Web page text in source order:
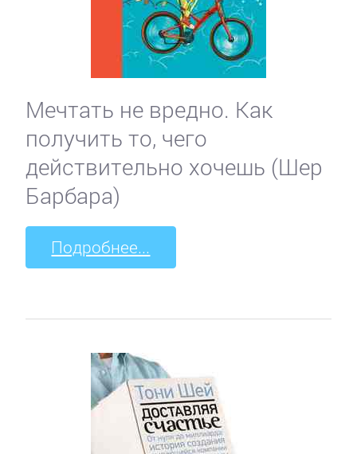
Мечтать не вредно. Как
получить то, чего
действительно хочешь (Шер
Барбара)
Подробнее...